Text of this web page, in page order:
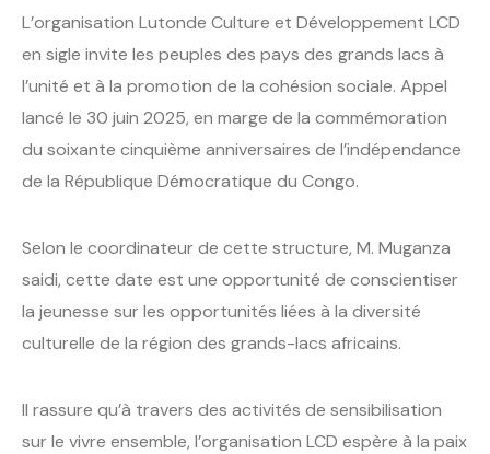
L’organisation Lutonde Culture et Développement LCD
en sigle invite les peuples des pays des grands lacs à
l’unité et à la promotion de la cohésion sociale. Appel
lancé le 30 juin 2025, en marge de la commémoration
du soixante cinquième anniversaires de l’indépendance
de la République Démocratique du Congo.
Selon le coordinateur de cette structure, M. Muganza
saidi, cette date est une opportunité de conscientiser
la jeunesse sur les opportunités liées à la diversité
culturelle de la région des grands-lacs africains.
Il rassure qu’à travers des activités de sensibilisation
sur le vivre ensemble, l’organisation LCD espère à la paix